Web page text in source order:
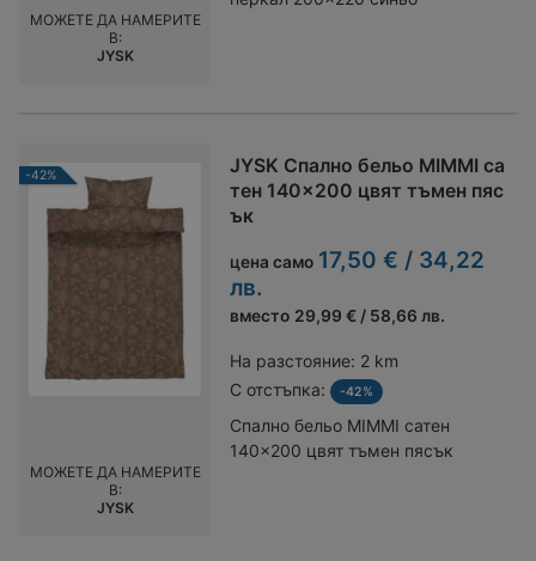
МОЖЕТЕ ДА НАМЕРИТЕ
В:
JYSK
-42%
JYSK Спално бельо MIMMI са
тен 140x200 цвят тъмен пяс
ък
цена само 17,50 € / 34,22
лв.
вместо 29,99 € / 58,66 лв.
На разстояние: 2 km
С отстъпка:
-42%
Спално бельо MIMMI сатен
140x200 цвят тъмен пясък
МОЖЕТЕ ДА НАМЕРИТЕ
В:
JYSK